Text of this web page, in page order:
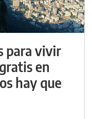
para vivir
en
hay que